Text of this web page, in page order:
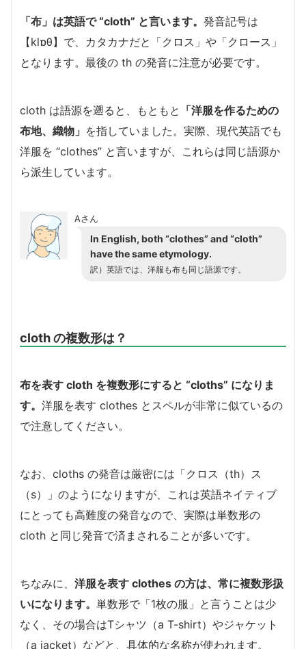
「布」は英語で “cloth” と言います。 発音記号は
【klɒθ】で、カタカナだと「クロス」や「クロース」
となります。最後の th の発音に注意が必要です。
cloth は語源を遡ると、もともと 「洋服を作るための
布地、織物」 を指していました。実際、現代英語でも
洋服を “clothes” と言いますが、これらは同じ語源か
ら派生しています。
Aさん
In English, both “clothes” and “cloth”
have the same etymology.
訳）英語では、洋服も布も同じ語源です。
cloth の複数形は？
布を表す cloth を複数形にすると “cloths” になりま
す。 洋服を表す clothes とスペルが非常に似ているの
で注意してください。
なお、cloths の発音は厳密には「クロス（th）ス
（s）」のようになりますが、これは英語ネイティブ
にとっても高難度の発音なので、実際は単数形の
cloth と同じ発音で済まされることが多いです。
ちなみに、 洋服を表す clothes の方は、常に複数形扱
いになります。 単数形で「1枚の服」と言うことは少
なく、その場合はTシャツ（a T-shirt）やジャケット
（a jacket）などと、具体的な名称が使われます。